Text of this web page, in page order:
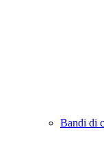
Bandi di